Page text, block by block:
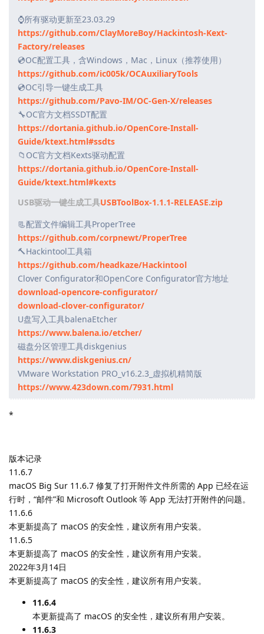
⌚所有驱动更新至23.03.29
https://github.com/ClayMoreBoy/Hackintosh-Kext-
Factory/releases
💿OC配置工具，含Windows，Mac，Linux（推荐使用）
https://github.com/ic005k/OCAuxiliaryTools
💿OC引导一键生成工具
https://github.com/Pavo-IM/OC-Gen-X/releases
🔧OC官方文档SSDT配置
https://dortania.github.io/OpenCore-Install-
Guide/ktext.html#ssdts
📁OC官方文档Kexts驱动配置
https://dortania.github.io/OpenCore-Install-
Guide/ktext.html#kexts
USB驱动一键生成工具USBToolBox-1.1.1-RELEASE.zip
📃配置文件编辑工具ProperTree
https://github.com/corpnewt/ProperTree
🔨Hackintool工具箱
https://github.com/headkaze/Hackintool
Clover Configurator和OpenCore Configurator官方地址
download-opencore-configurator/
download-clover-configurator/
U盘写入工具balenaEtcher
https://www.balena.io/etcher/
磁盘分区管理工具diskgenius
https://www.diskgenius.cn/
VMware Workstation PRO_v16.2.3_虚拟机精简版
https://www.423down.com/7931.html
*
版本记录
11.6.7
macOS Big Sur 11.6.7 修复了打开附件文件所需的 App 已经在运
行时，“邮件”和 Microsoft Outlook 等 App 无法打开附件的问题。
11.6.6
本更新提高了 macOS 的安全性，建议所有用户安装。
11.6.5
本更新提高了 macOS 的安全性，建议所有用户安装。
2022年3月14日
本更新提高了 macOS 的安全性，建议所有用户安装。
11.6.4
本更新提高了 macOS 的安全性，建议所有用户安装。
11.6.3